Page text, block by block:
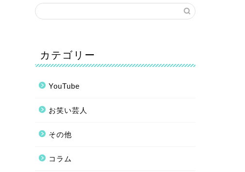
カテゴリー
YouTube
お笑い芸人
その他
コラム